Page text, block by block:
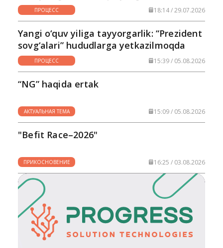
ПРОЦЕСС 18:14 / 29.07.2026
Yangi o‘quv yiliga tayyorgarlik: “Prezident
sovg‘alari” hududlarga yetkazilmoqda
ПРОЦЕСС 15:39 / 05.08.2026
“NG” haqida ertak
АКТУАЛЬНАЯ ТЕМА 15:09 / 05.08.2026
"Befit Race–2026"
ПРИКОСНОВЕНИЕ 16:25 / 03.08.2026